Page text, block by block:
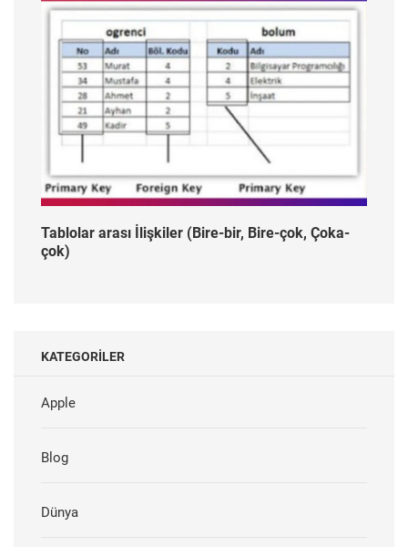
Tablolar arası İlişkiler (Bire-bir, Bire-çok, Çoka-
çok)
KATEGORILER
Apple
Blog
Dünya